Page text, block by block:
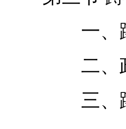
一、蹲便
二、政府
三、蹲便